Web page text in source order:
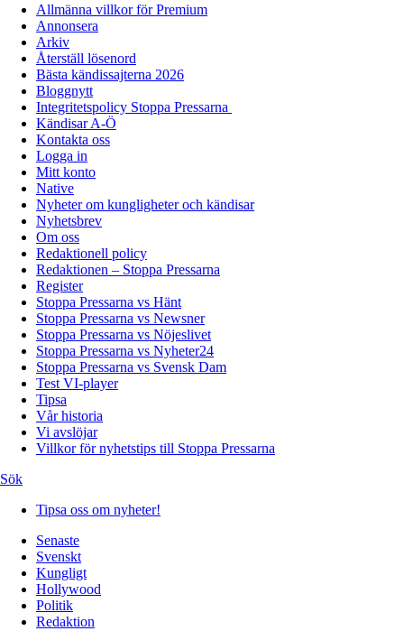
Allmänna villkor för Premium
Annonsera
Arkiv
Återställ lösenord
Bästa kändissajterna 2026
Bloggnytt
Integritetspolicy Stoppa Pressarna
Kändisar A-Ö
Kontakta oss
Logga in
Mitt konto
Native
Nyheter om kungligheter och kändisar
Nyhetsbrev
Om oss
Redaktionell policy
Redaktionen – Stoppa Pressarna
Register
Stoppa Pressarna vs Hänt
Stoppa Pressarna vs Newsner
Stoppa Pressarna vs Nöjeslivet
Stoppa Pressarna vs Nyheter24
Stoppa Pressarna vs Svensk Dam
Test VI-player
Tipsa
Vår historia
Vi avslöjar
Villkor för nyhetstips till Stoppa Pressarna
Sök
Tipsa oss om nyheter!
Senaste
Svenskt
Kungligt
Hollywood
Politik
Redaktion